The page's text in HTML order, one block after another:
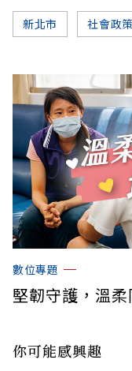
新北市 社會政策
數位專題
堅韌守護，溫
你可能感興趣